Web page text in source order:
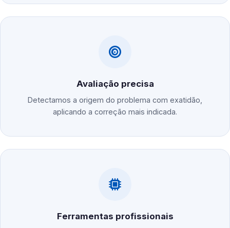
Avaliação precisa
Detectamos a origem do problema com exatidão,
aplicando a correção mais indicada.
Ferramentas profissionais